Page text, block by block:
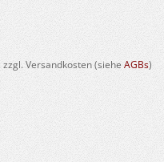
Versandkosten (siehe AGBs)